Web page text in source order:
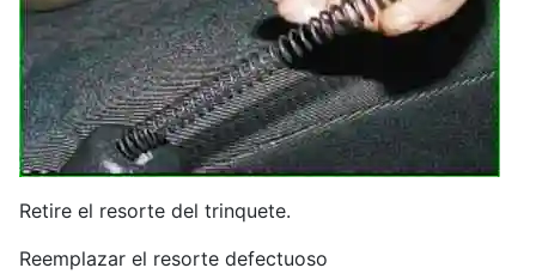
Retire el resorte del trinquete.
Reemplazar el resorte defectuoso